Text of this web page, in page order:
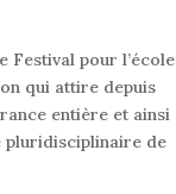
Festival pour l’école
qui attire depuis
entière et ainsi
pluridisciplinaire de